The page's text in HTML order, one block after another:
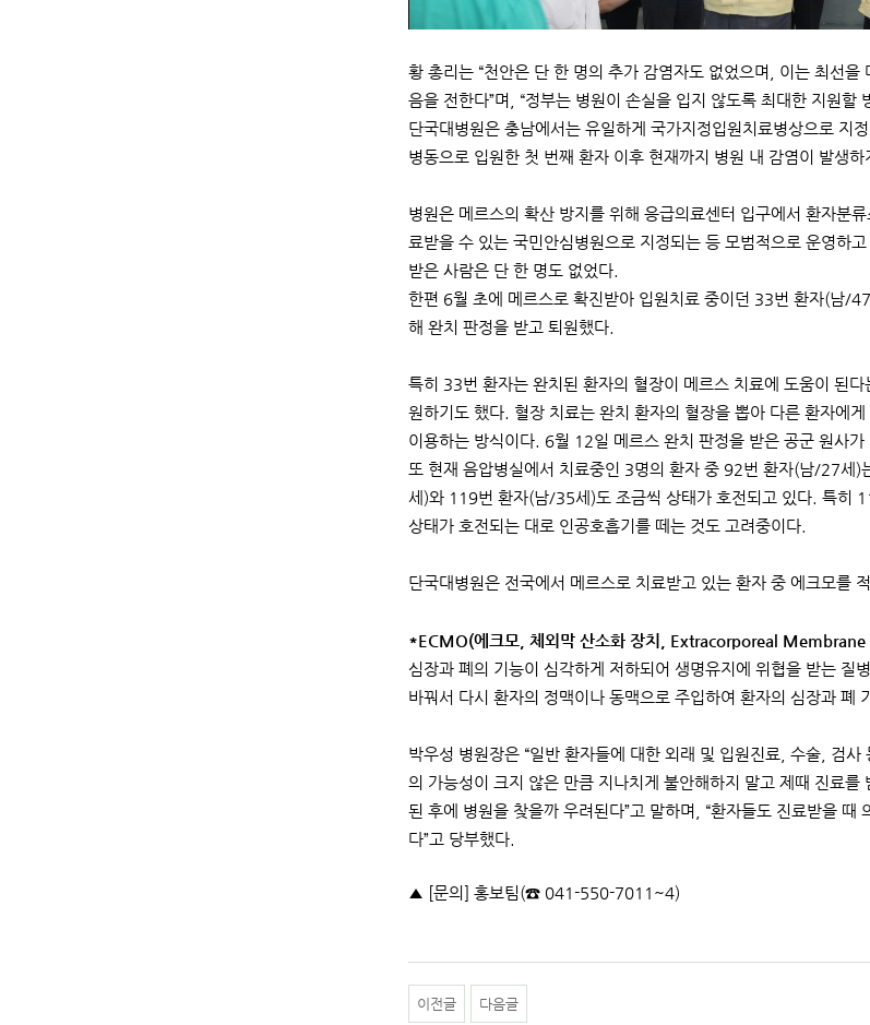
황 총리는 “천안은 단 한 명의 추가 감염자도 없었으며, 이는 최선
음을 전한다”며, “정부는 병원이 손실을 입지 않도록 최대한 지원할
단국대병원은 충남에서는 유일하게 국가지정입원치료병상으로 지
병동으로 입원한 첫 번째 환자 이후 현재까지 병원 내 감염이 발생하
병원은 메르스의 확산 방지를 위해 응급의료센터 입구에서 환자분
료받을 수 있는 국민안심병원으로 지정되는 등 모범적으로 운영하
받은 사람은 단 한 명도 없었다.
한편 6월 초에 메르스로 확진받아 입원치료 중이던 33번 환자(남/
해 완치 판정을 받고 퇴원했다.
특히 33번 환자는 완치된 환자의 혈장이 메르스 치료에 도움이 된
원하기도 했다. 혈장 치료는 완치 환자의 혈장을 뽑아 다른 환자에
이용하는 방식이다. 6월 12일 메르스 완치 판정을 받은 공군 원사
또 현재 음압병실에서 치료중인 3명의 환자 중 92번 환자(남/27세
세)와 119번 환자(남/35세)도 조금씩 상태가 호전되고 있다. 특히
상태가 호전되는 대로 인공호흡기를 떼는 것도 고려중이다.
단국대병원은 전국에서 메르스로 치료받고 있는 환자 중 에크모를
*ECMO(에크모, 체외막 산소화 장치, Extracorporeal
심장과 폐의 기능이 심각하게 저하되어 생명유지에 위협을 받는 질
바꿔서 다시 환자의 정맥이나 동맥으로 주입하여 환자의 심장과 폐
박우성 병원장은 “일반 환자들에 대한 외래 및 입원진료, 수술, 검
의 가능성이 크지 않은 만큼 지나치게 불안해하지 말고 제때 진료
된 후에 병원을 찾을까 우려된다”고 말하며, “환자들도 진료받을
다”고 당부했다.
▲ [문의] 홍보팀(☎ 041-550-7011~4)
이전글 다음글